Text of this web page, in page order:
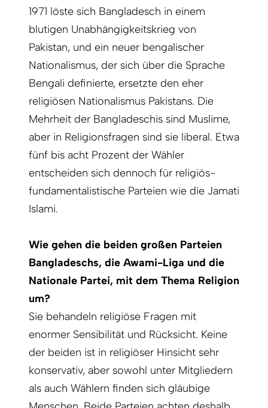
1971 löste sich Bangladesch in einem
blutigen Unabhängigkeitskrieg von
Pakistan, und ein neuer bengalischer
Nationalismus, der sich über die Sprache
Bengali definierte, ersetzte den eher
religiösen Nationalismus Pakistans. Die
Mehrheit der Bangladeschis sind Muslime,
aber in Religionsfragen sind sie liberal. Etwa
fünf bis acht Prozent der Wähler
entscheiden sich dennoch für religiös-
fundamentalistische Parteien wie die Jamati
Islami.
Wie gehen die beiden großen Parteien
Bangladeschs, die Awami-Liga und die
Nationale Partei, mit dem Thema Religion
um?
Sie behandeln religiöse Fragen mit
enormer Sensibilität und Rücksicht. Keine
der beiden ist in religiöser Hinsicht sehr
konservativ, aber sowohl unter Mitgliedern
als auch Wählern finden sich gläubige